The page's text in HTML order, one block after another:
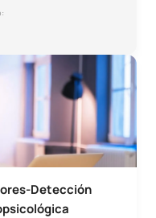
Detección
para profesores -